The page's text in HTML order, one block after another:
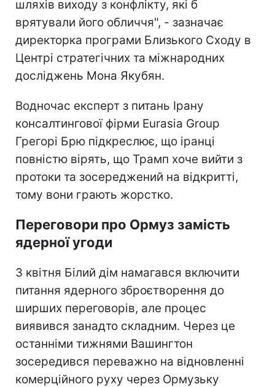
шляхів виходу з конфлікту, які б
врятували його обличчя", - зазначає
директорка програми Близького Сходу в
Центрі стратегічних та міжнародних
досліджень Мона Якубян.
Водночас експерт з питань Ірану
консалтингової фірми Eurasia Group
Грегорі Брю підкреслює, що іранці
повністю вірять, що Трамп хоче вийти з
протоки та зосереджений на відкритті,
тому вони грають жорстко.
Переговори про Ормуз замість
ядерної угоди
З квітня Білий дім намагався включити
питання ядерного зброєтворення до
ширших переговорів, але процес
виявився занадто складним. Через це
останніми тижнями Вашингтон
зосередився переважно на відновленні
комерційного руху через Ормузьку